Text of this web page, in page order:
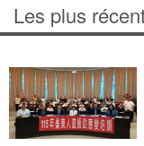
Les plus